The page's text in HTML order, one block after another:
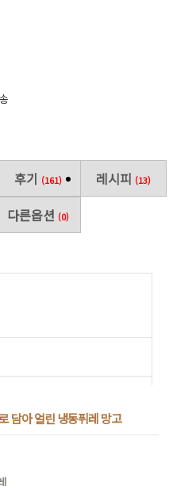
후기 (161) 레시피 (13)
다른옵션 (0)
담아 얼린 냉동퓌레 망고